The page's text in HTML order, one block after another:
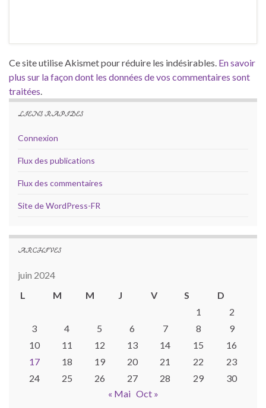
Ce site utilise Akismet pour réduire les indésirables. En savoir
plus sur la façon dont les données de vos commentaires sont
traitées.
LIENS RAPIDES
Connexion
Flux des publications
Flux des commentaires
Site de WordPress-FR
ARCHIVES
juin 2024
L
M M J V S
D
1
2
3
4 5 6 7 8
9
10
11 12 13 14 15
16
17
18 19 20 21 22
23
24
25 26 27 28 29
30
« Mai Oct »